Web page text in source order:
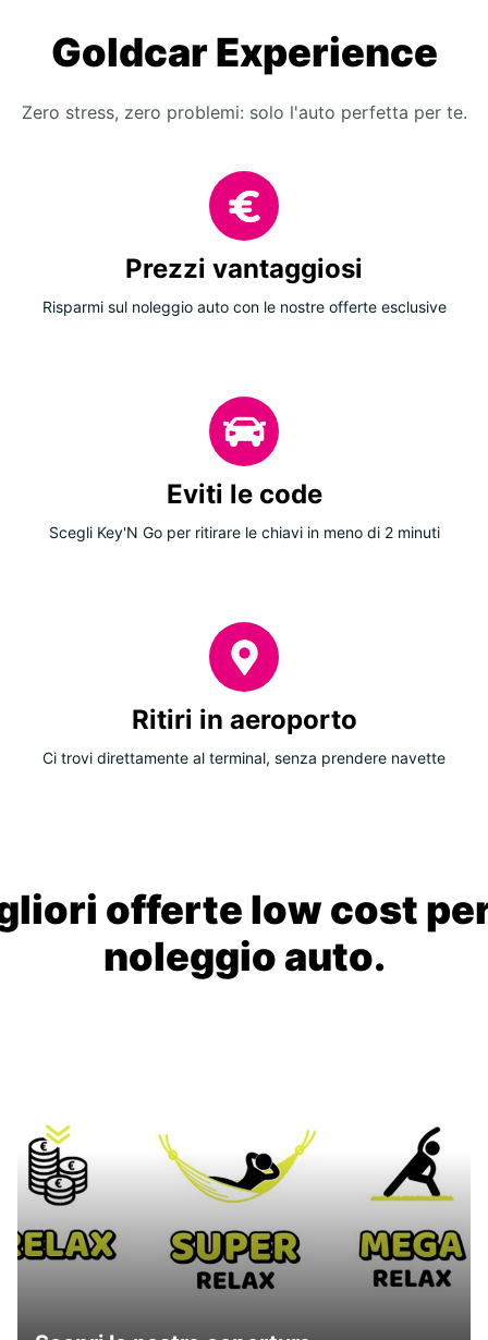
Goldcar Experience
Zero stress, zero problemi: solo l'auto perfetta per te.
Prezzi vantaggiosi
Risparmi sul noleggio auto con le nostre offerte esclusive
Eviti le code
Scegli Key'N Go per ritirare le chiavi in meno di 2 minuti
Ritiri in aeroporto
Ci trovi direttamente al terminal, senza prendere navette
offerte low cost
noleggio auto.